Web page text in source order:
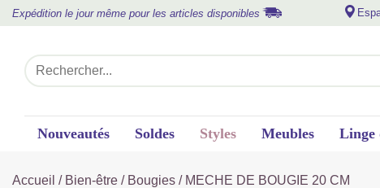
Expédition le jour même pour les articles disponibles
Nouveautés Soldes Styles Meubles Linge
Accueil / Bien-être / Bougies / MECHE DE BOUGIE 20 CM